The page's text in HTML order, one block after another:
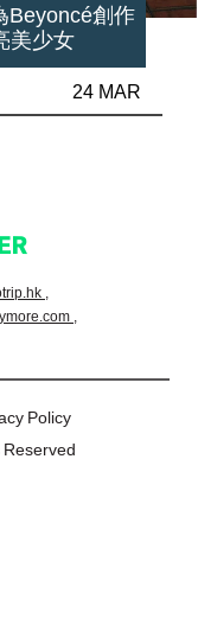
Beyoncé創作
美少女
24 MAR
,
,
Policy